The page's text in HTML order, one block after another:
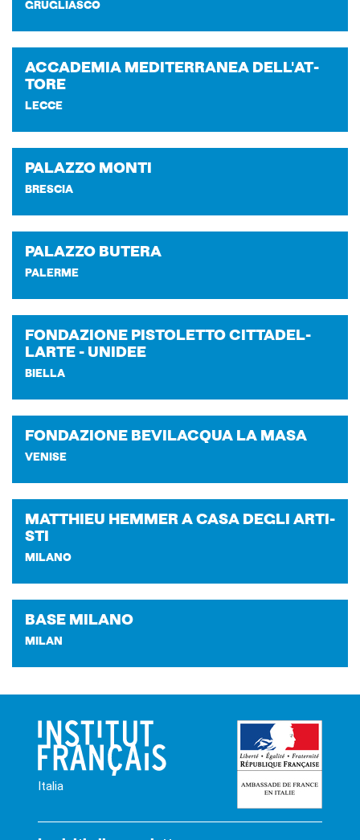
GRUGLIASCO
AC­CA­DE­MIA ME­DI­TER­RA­NEA DEL­L'AT­
TO­RE
LECCE
PA­LAZ­ZO MONTI
BRESCIA
PA­LAZ­ZO BU­TE­RA
PALERME
FON­DA­ZIO­NE PI­STO­LET­TO CIT­TA­DEL­
LAR­TE - UNI­DEE
BIELLA
FON­DA­ZIO­NE BE­VI­LAC­QUA LA MASA
VENISE
MAT­THIEU HEM­MER A CASA DEGLI AR­TI­
STI
MILANO
BASE MI­LA­NO
MILAN
Italia